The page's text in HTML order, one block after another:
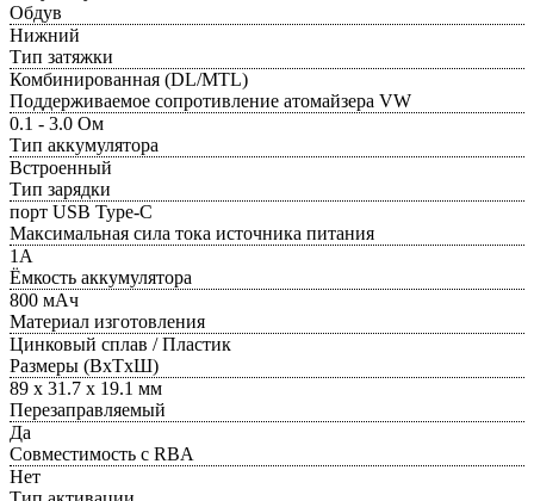
Обдув
Нижний
Тип затяжки
Комбинированная (DL/MTL)
Поддерживаемое сопротивление атомайзера VW
0.1 - 3.0 Ом
Тип аккумулятора
Встроенный
Тип зарядки
порт USB Type-C
Максимальная сила тока источника питания
1А
Ёмкость аккумулятора
800 мАч
Материал изготовления
Цинковый сплав / Пластик
Размеры (ВxТxШ)
89 х 31.7 х 19.1 мм
Перезаправляемый
Да
Совместимость с RBA
Нет